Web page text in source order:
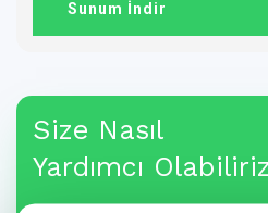
Sunum İndir
Size Nasıl
Yardımcı